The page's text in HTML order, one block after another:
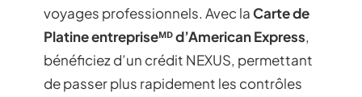
voyages professionnels. Avec laCarte de
Platine entrepriseᴹᴰ d’American Express,
bénéficiez d’un crédit NEXUS, permettant
de passer plus rapidement les contrôles